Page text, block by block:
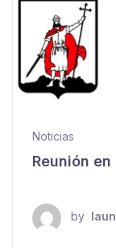
Noticias
Reunión
by